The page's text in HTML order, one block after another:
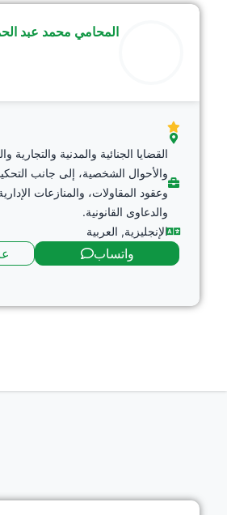
المحامي محمد عبد
القضايا الجنائية والمدنية والتجارية
والأحوال الشخصية، إلى جانب
وعقود المقاولات، والمنازعات
والدعاوى القانونية.
الإنجليزية, العربية
واتساب